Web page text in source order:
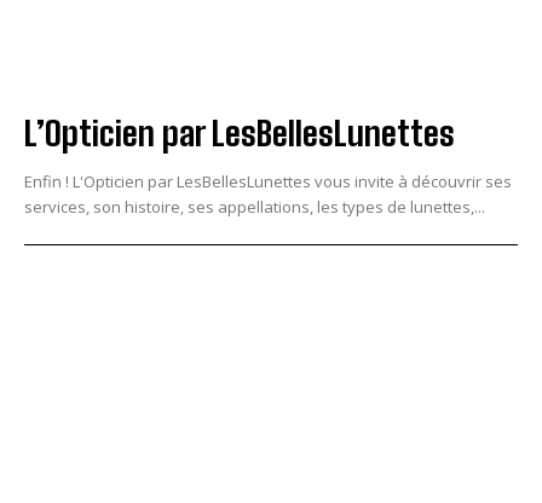
L’Opticien par LesBellesLunettes
Enfin ! L'Opticien par LesBellesLunettes vous invite à découvrir ses
services, son histoire, ses appellations, les types de lunettes,...